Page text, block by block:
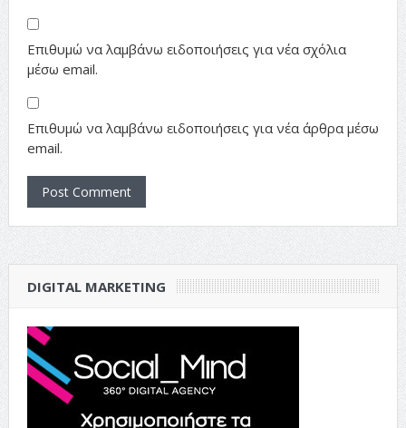
Επιθυμώ να λαμβάνω ειδοποιήσεις για νέα σχόλια
μέσω email.
Επιθυμώ να λαμβάνω ειδοποιήσεις για νέα άρθρα μέσω
email.
DIGITAL MARKETING